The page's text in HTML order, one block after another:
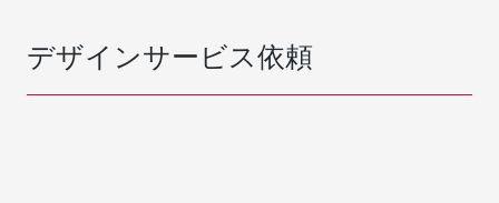
デザインサービス依頼